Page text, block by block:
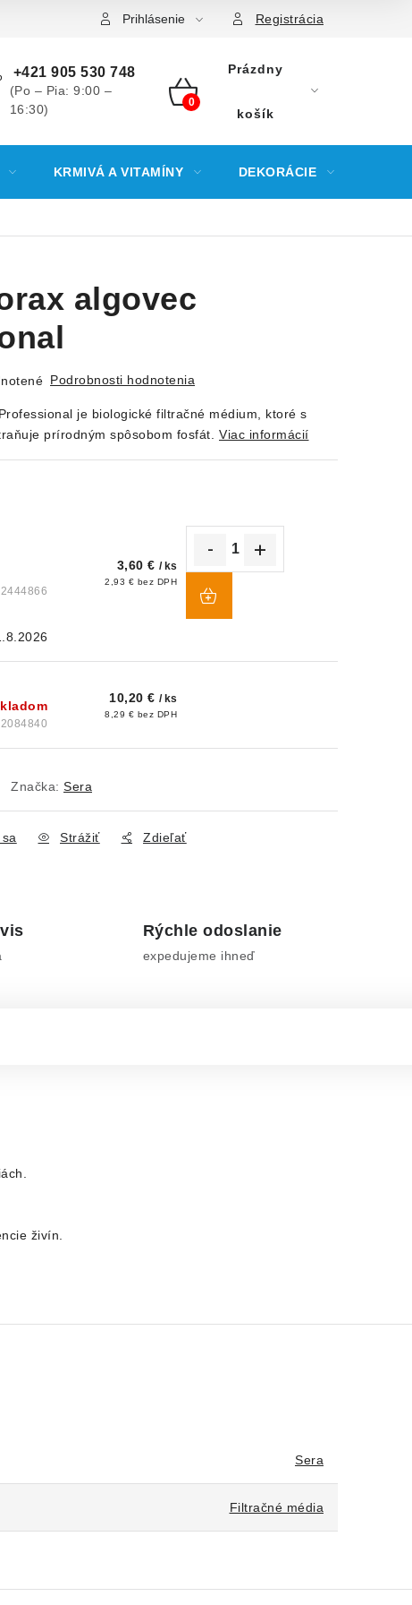
Prihlásenie Registrácia
+421 905 530 748
(Po – Pia: 9:00 –
16:30)
NÁKUPNÝ
Prázdny
košík
KRMIVÁ A VITAMÍNY DEKORÁCIE
algovec
Podrobnosti hodnotenia
je biologické filtračné médium, ktoré s
prírodným spôsobom fosfát.
Viac informácií
3,60 € / ks
2,93 € bez DPH
10,20 € / ks
8,29 € bez DPH
Značka: Sera
Strážiť Zdieľať
Rýchle odoslanie
expedujeme ihneď
živín.
Sera
Filtračné média